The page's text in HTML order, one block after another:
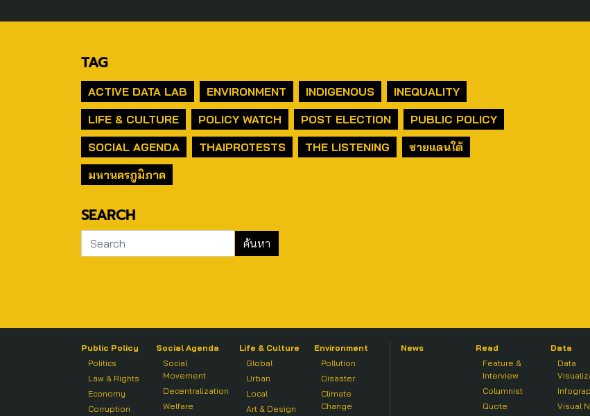
TAG
ACTIVE DATA LAB ENVIRONMENT INDIGENOUS
INEQUALITY
LIFE & CULTURE
POLICY WATCH POST ELECTION
PUBLIC POLICY
SOCIAL AGENDA
THAIPROTESTS THE LISTENING
ชายแดนใต้
มหานครภูมิภาค
SEARCH
Public Policy
Politics
Law & Rights
Economy
Corruption
Social Agenda
Social
Movement
Decentralization
Welfare
Life & Culture
Global
Urban
Local
Art & Design
Environment
Pollution
Disaster
Climate
Change
News
Read
Feature &
Interview
Columnist
Quote
Data
Data
Visual